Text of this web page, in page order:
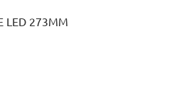
LED 273MM